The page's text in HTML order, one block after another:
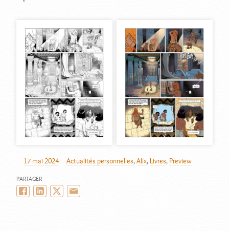
AUTEUR
PUBLIÉ
17 mai 2024 CATÉGORIES
Actualités personnelles,Alix, Livres, Preview
PARTAGER
FacebookLinkedInTwitter/X